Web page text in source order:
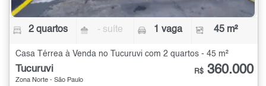
2 quartos - suíte 1 vaga 45 m²
Casa Térrea à Venda no Tucuruvi com 2 quartos - 45 m²
Tucuruvi
Zona Norte - São Paulo
R$ 360.000